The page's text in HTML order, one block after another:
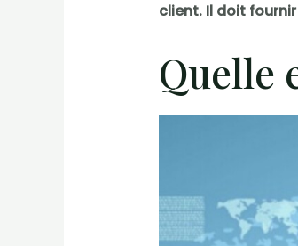
client. Il doit
Quelle